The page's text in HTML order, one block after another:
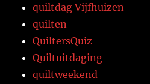
quiltdag Vijfhuizen
quilten
QuiltersQuiz
Quiltuitdaging
quiltweekend